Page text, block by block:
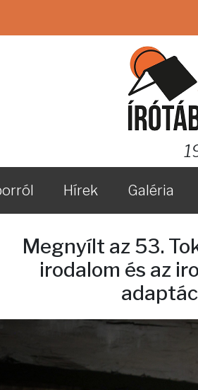
Hírek Galéria
Megnyílt az 53.
irodalom és az